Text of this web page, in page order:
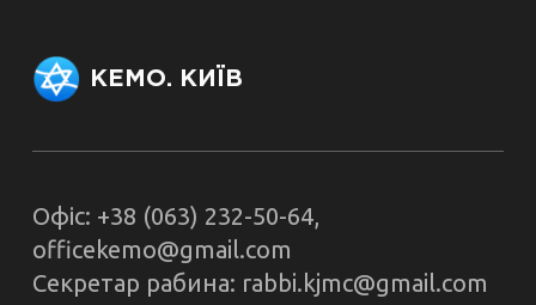
КЕМО. КИЇВ
Офіс: +38 (063) 232-50-64,
officekemo@gmail.com
Секретар рабина: rabbi.kjmc@gmail.com